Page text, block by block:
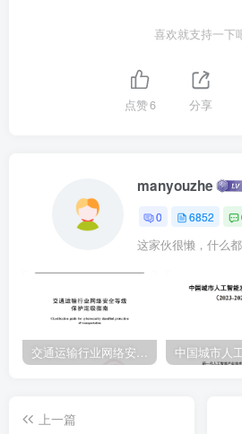
355.3.1应急指挥大厅.…36ii
喜欢就支持一下
点赞6 分享
manyouzhe
0 6852
这家伙很懒，什么
上一篇